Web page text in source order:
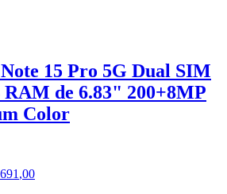
15 Pro 5G Dual SIM
RAM de 6.83" 200+8MP
Color
,00